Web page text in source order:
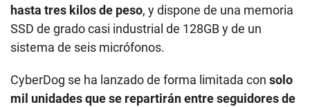
hasta tres kilos de peso, y dispone de una memoria
SSD de grado casi industrial de 128GB y de un
sistema de seis micrófonos.
CyberDog se ha lanzado de forma limitada con solo
mil unidades que se repartirán entre seguidores de